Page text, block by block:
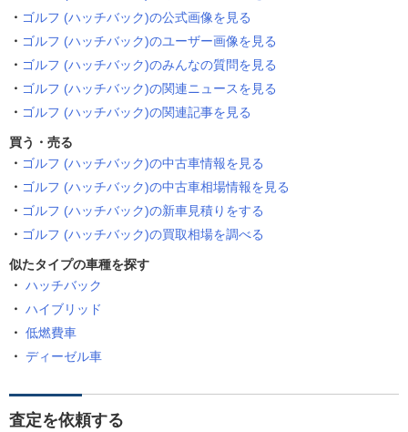
ゴルフ (ハッチバック)の公式画像を見る
ゴルフ (ハッチバック)のユーザー画像を見る
ゴルフ (ハッチバック)のみんなの質問を見る
ゴルフ (ハッチバック)の関連ニュースを見る
ゴルフ (ハッチバック)の関連記事を見る
買う・売る
ゴルフ (ハッチバック)の中古車情報を見る
ゴルフ (ハッチバック)の中古車相場情報を見る
ゴルフ (ハッチバック)の新車見積りをする
ゴルフ (ハッチバック)の買取相場を調べる
似たタイプの車種を探す
ハッチバック
ハイブリッド
低燃費車
ディーゼル車
査定を依頼する